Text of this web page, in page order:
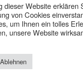
im
Hochzeit zu
dieser Website erklären
von Cookies
um Ihnen ein tolles
unsere Website
Ablehnen